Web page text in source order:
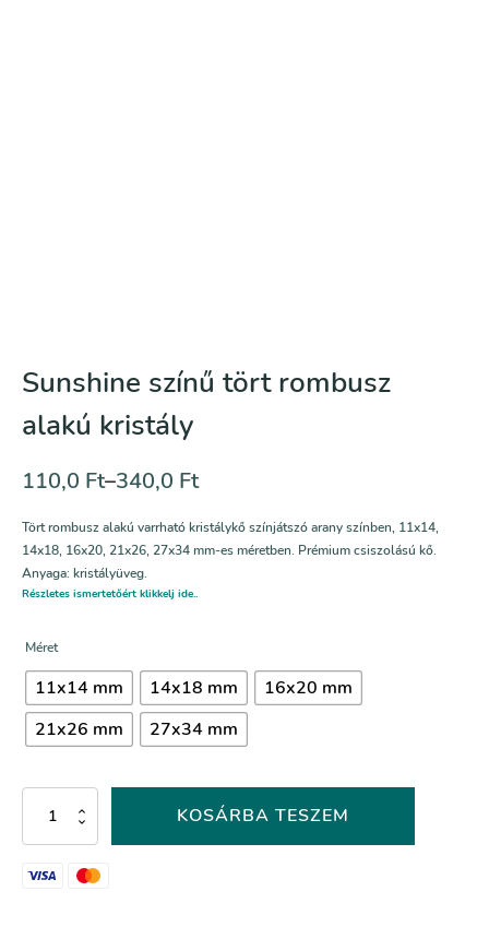
Sunshine színű tört rombusz
alakú kristály
110,0 Ft–340,0 Ft
Tört rombusz alakú varrható kristálykő színjátszóaranyszínben, 11x14,
14x18, 16x20, 21x26, 27x34 mm-es méretben. Prémium csiszolású kő.
Anyaga: kristályüveg.
Részletes ismertetőért klikkelj ide..
Méret
11x14 mm 14x18 mm
16x20 mm
21x26 mm
27x34 mm
Sunshine
színű
tört
rombusz
KOSÁRBA TESZEM